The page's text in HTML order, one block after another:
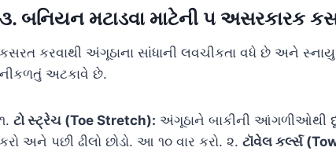
૩. બનિયન મટાડવા માટેની ૫ અસરકારક
કસરત કરવાથી અંગૂઠાના સાંધાની લવચીકતા વધે છે અને
નીકળતું અટકાવે છે.
૧. ટો સ્ટ્રેચ (Toe Stretch): અંગૂઠાને બાકીની આંગળીઓથી
કરો અને પછી ઢીલો છોડો. આ ૧૦ વાર કરો. ૨. ટૉવેલ કર્લ્સ